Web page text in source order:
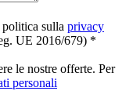
sulla privacy
UE 2016/679) *
le nostre offerte. Per
personali